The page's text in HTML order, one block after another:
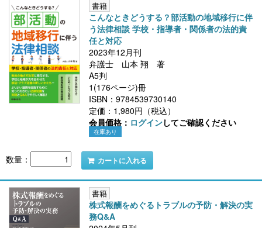
書籍
こんなときどうする？部活動の地域移行に伴
う法律相談 学校・指導者・関係者の法的責
任と対応
2023年12月刊
弁護士 山本 翔 著
A5判
1(176ページ)冊
ISBN：9784539730140
定価：1,980円（税込）
会員価格： ログインしてご確認ください
在庫あり
数量： カートに入れる
書籍
株式報酬をめぐるトラブルの予防・解決の実
務Q&A